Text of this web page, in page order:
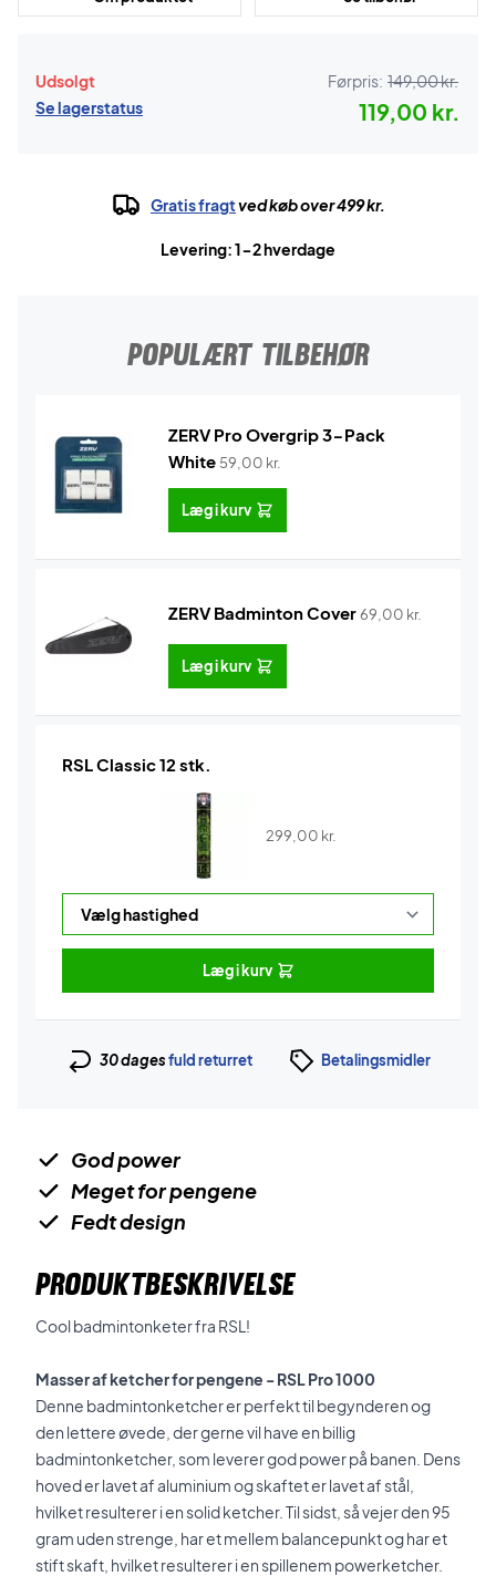
Udsolgt
Se lagerstatus
Førpris: 149,00 kr.
119,00 kr.
Gratis fragtved køb over 499 kr.
Levering: 1-2 hverdage
POPULÆRT TILBEHØR
ZERV Pro Overgrip 3-Pack
White 59,00 kr.
Læg i kurv
ZERV Badminton Cover69,00 kr.
Læg i kurv
RSL Classic 12 stk.
299,00 kr.
Læg i kurv
30 dagesfuld returret Betalingsmidler
God power
Meget for pengene
Fedt design
PRODUKTBESKRIVELSE
Cool badmintonketer fra RSL!
Masser af ketcher for pengene - RSL Pro 1000
Denne badmintonketcher er perfekt til begynderen og
den lettere øvede, der gerne vil have en billig
badmintonketcher, som leverer god power på banen. Dens
hoved er lavet af aluminium og skaftet er lavet af stål,
hvilket resulterer i en solid ketcher. Til sidst, så vejer den 95
gram uden strenge, har et mellem balancepunkt og har et
stift skaft, hvilket resulterer i en spillenem powerketcher.